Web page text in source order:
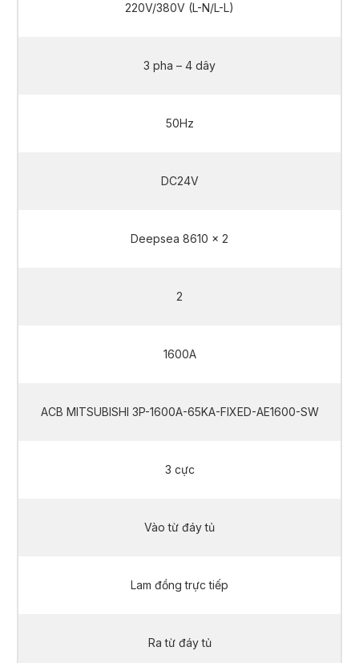
220V/380V (L-N/L-L)
3 pha – 4 dây
50Hz
DC24V
Deepsea 8610 x 2
2
1600A
ACB MITSUBISHI 3P-1600A-65KA-FIXED-AE1600-SW
3 cực
Vào từ đáy tủ
Lam đồng trực tiếp
Ra từ đáy tủ